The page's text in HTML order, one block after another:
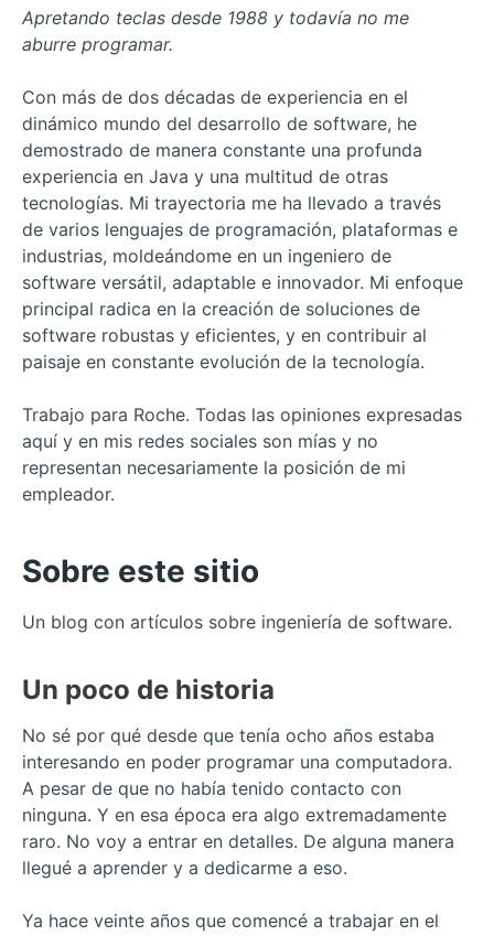
Apretando teclas desde 1988 y todavía no me
aburre programar.
Con más de dos décadas de experiencia en el
dinámico mundo del desarrollo de software, he
demostrado de manera constante una profunda
experiencia en Java y una multitud de otras
tecnologías. Mi trayectoria me ha llevado a través
de varios lenguajes de programación, plataformas e
industrias, moldeándome en un ingeniero de
software versátil, adaptable e innovador. Mi enfoque
principal radica en la creación de soluciones de
software robustas y eficientes, y en contribuir al
paisaje en constante evolución de la tecnología.
Trabajo para Roche. Todas las opiniones expresadas
aquí y en mis redes sociales son mías y no
representan necesariamente la posición de mi
empleador.
Sobre este sitio
Un blog con artículos sobre ingeniería de software.
Un poco de historia
No sé por qué desde que tenía ocho años estaba
interesando en poder programar una computadora.
A pesar de que no había tenido contacto con
ninguna. Y en esa época era algo extremadamente
raro. No voy a entrar en detalles. De alguna manera
llegué a aprender y a dedicarme a eso.
Ya hace veinte años que comencé a trabajar en el